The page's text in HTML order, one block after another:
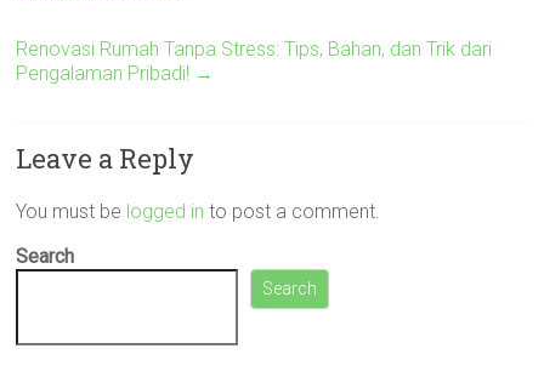
Renovasi Rumah Tanpa Stress: Tips, Bahan, dan Trik dari
Pengalaman Pribadi! →
Leave a Reply
You must be logged in to post a comment.
Search
Search